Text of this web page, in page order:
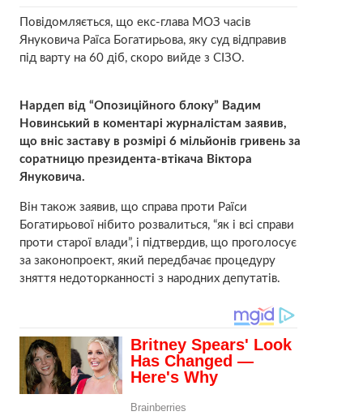
Повідомляється, що екс-глава МОЗ часів
Януковича Раїса Богатирьова, яку суд відправив
під варту на 60 діб, скоро вийде з СІЗО.
Нардеп від “Опозиційного блоку” Вадим
Новинський в коментарі журналістам заявив,
що вніс заставу в розмірі 6 мільйонів гривень за
соратницю президента-втікача Віктора
Януковича.
Він також заявив, що справа проти Раїси
Богатирьової нібито розвалиться, “як і всі справи
проти старої влади”, і підтвердив, що проголосує
за законопроект, який передбачає процедуру
зняття недоторканності з народних депутатів.